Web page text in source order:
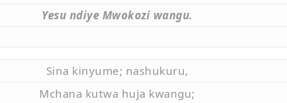
Yesu ndiye Mwokozi wangu.
Sina kinyume; nashukuru,
Mchana kutwa huja kwangu;